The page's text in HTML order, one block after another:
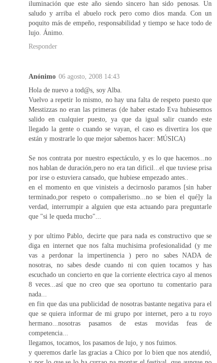
iluminación que este año siendo sincero han sido penosas. Un
saludo y arriba el abuelo rock pero como dios manda. Con un
poquito más de empeño, responsabilidad y tiempo se hace todo de
lujo. Ánimo.
Responder
Anónimo 06 agosto, 2008 14:43
Hola de nuevo a tod@s, soy Alba.
Vuelvo a repetir lo mismo, no hay una falta de respeto puesto que
Messtizzas no eran las primeras (de haber estado Eva hubiesemos
salido en cualquier puesto, ya que da igual salir cuando este
llegado la gente o cuando se vayan, el caso es divertira los que
están y mostrarle lo que mejor sabemos hacer: MÚSICA)
Se nos contrata por nuestro espectáculo, y es lo que hacemos...no
nos hablan de duración,pero no era tan dificil...el que tuviese prisa
por irse o estuviera cansado, que hubiese empezado antes..
en el momento en que vinisteis a decirnoslo paramos [sin haber
terminado,por respeto o compañerismo...no se bien el qué]y la
verdad, interrumpir a alguien que esta actuando para preguntarle
que "si le queda mucho"...
y por ultimo Pablo, decirte que para nada es constructivo que se
diga en internet que nos falta muchisima profesionalidad (y me
vas a perdonar la impertinencia ) pero no sabes NADA de
nosotras, no sabes desde cuando ni con quien tocamos y has
escuchado un concierto en que la corriente electrica cayo al menos
8 veces...así que no creo que sea oportuno tu comentario para
nada...
en fin que das una publicidad de nosotras bastante negativa para el
que se quiera informar de mi grupo por internet, pero a tu royo
hermano...nosotras pasamos de estas movidas feas de
competencia...
llegamos, tocamos, los pasamos de lujo, y nos fuimos.
y queremos darle las gracias a Chico por lo bien que nos atendió,